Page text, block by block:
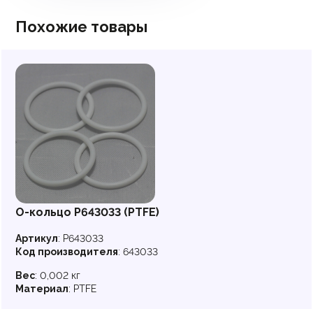
Похожие товары
О-кольцо P643033 (PTFE)
Артикул: P643033
Код производителя: 643033
Вес: 0,002 кг
Материал: PTFE